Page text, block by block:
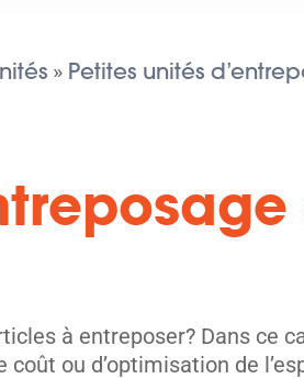
» Petites unités
à entreposer? Dans ce
ou d’optimisation de